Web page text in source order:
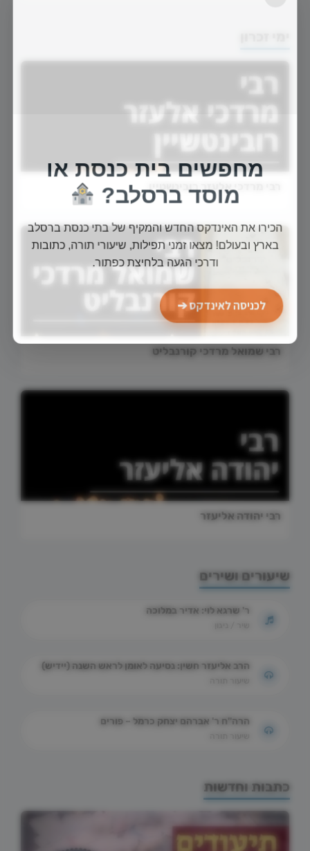
רבי מרדכי אלעזר רובינשטיין
רבי שמואל מרדכי קורנבליט
רבי יהודה אליעזר
שיעורים ושירים
ר' שרגא לוי: אדיר במלוכה
הרב אליעזר חשין: נסיעה לאומן לראש השנה (יידיש)
הרה"ח ר' אברהם יצחק כרמל – פורים
כתבות וחדשות
מחפשים בית כנסת או
מוסד ברסלב?
הכירו את האינדקס החדש והמקיף של בתי כנסת ברסלב
בארץ ובעולם! מצאו זמני תפילות, שיעורי תורה, כתובות
ודרכי הגעה בלחיצת כפתור.
לכניסה לאינדקס ➔